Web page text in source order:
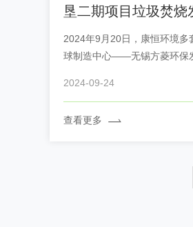
垦二期项目垃圾焚
2024年9月20日，康恒环境多
球制造中心——无锡方菱环保
2024-09-24
查看更多